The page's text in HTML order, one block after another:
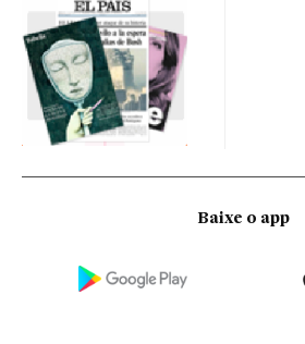
Baixe o app